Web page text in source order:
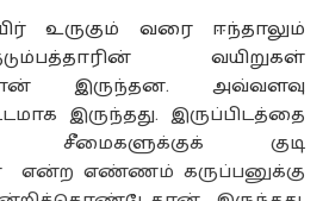
உருகும் வரை ஈந்தாலும்
வயிறுகள்
இருந்தன. அவ்வளவு
இருந்தது. இருப்பிடத்தை
சீமைகளுக்குக் குடி
என்ற எண்ணம் கருப்பனுக்கு